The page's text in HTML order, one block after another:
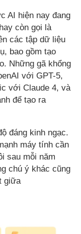
AI hiện nay đang
còn gọi là
các tập dữ liệu
bao gồm tạo
Những gã khổng
với GPT-5,
với Claude 4, và
để tạo ra
đáng kinh ngạc.
máy tính cần
sau mỗi năm
chú ý khác cũng
giữa